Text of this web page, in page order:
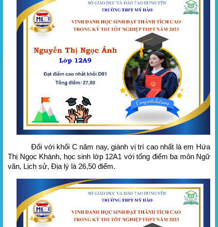
Đối với khối C năm nay, giành vị trí cao nhất là em Hứa
Thị Ngọc Khánh, học sinh lớp 12A1 với tổng điểm ba môn Ngữ
văn, Lịch sử, Địa lý là 26,50 điểm.